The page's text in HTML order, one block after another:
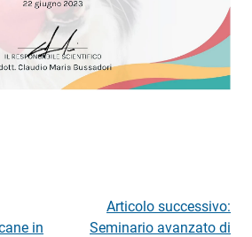
in
Articolo successivo:
Seminario avanzato di